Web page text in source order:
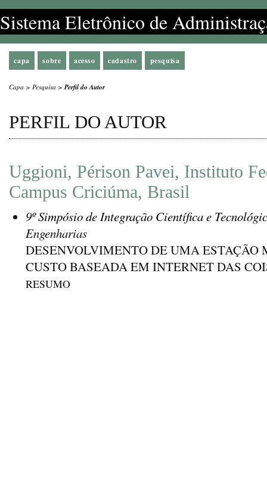
Sistema Eletrônico de
capa sobre acesso cadastro pesquisa
Capa > Pesquisa >Perfil do Autor
PERFIL DO AUTOR
Uggioni, Périson Pavei, Instituto
Campus Criciúma, Brasil
9º Simpósio de Integração Científica e
Engenharias
DESENVOLVIMENTO DE UMA ESTAÇÃO
CUSTO BASEADA EM INTERNET DAS
RESUMO